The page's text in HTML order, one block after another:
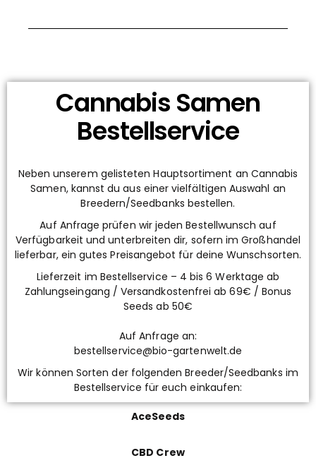
Cannabis Samen
Bestellservice
Neben unserem gelisteten Hauptsortiment an Cannabis
Samen, kannst du aus einer vielfältigen Auswahl an
Breedern/Seedbanks bestellen.
Auf Anfrage prüfen wir jeden Bestellwunsch auf
Verfügbarkeit und unterbreiten dir, sofern im Großhandel
lieferbar, ein gutes Preisangebot für deine Wunschsorten.
Lieferzeit im Bestellservice – 4 bis 6 Werktage ab
Zahlungseingang / Versandkostenfrei ab 69€ / Bonus
Seeds ab 50€
Auf Anfrage an:
bestellservice@bio-gartenwelt.de
Wir können Sorten der folgenden Breeder/Seedbanks im
Bestellservice für euch einkaufen:
AceSeeds
CBD Crew